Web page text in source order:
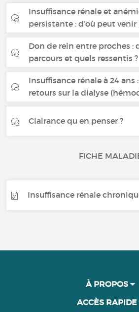
Insuffisance rénale et
persistante : d’où peut venir
Don de rein entre proches :
parcours et quels ressentis ?
Insuffisance rénale à 24 ans
retours sur la dialyse
Clairance qu en penser ?
FICHE
Insuffisance rénale
À PROPOS
ACCÈS RAPIDE